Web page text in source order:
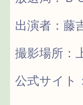
出演者：藤
撮影場所：
公式サイト